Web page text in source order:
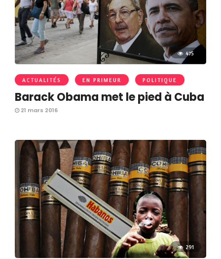
475
ACTUALITÉS EN PRIMEUR POLITIQUE
Barack Obama met le pied à Cuba
21 mars 2016
291